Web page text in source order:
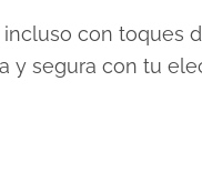
con toques
segura con tu